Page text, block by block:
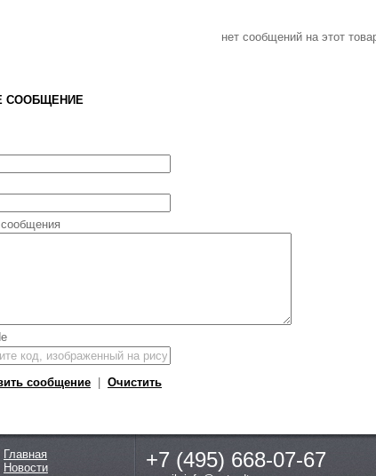
нет сообщений на этот
СООБЩЕНИЕ
сообщения
сообщение Очистить
Главная
Новости
+7 (495) 668-07-67